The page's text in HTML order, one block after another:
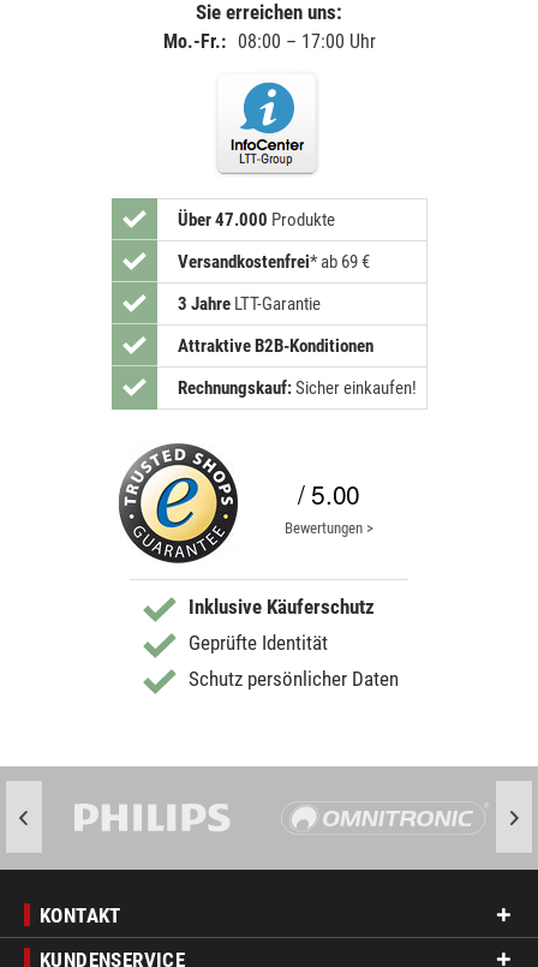
Sie erreichen uns:
Mo.-Fr.: 08:00 – 17:00 Uhr
Über 47.000 Produkte
Versandkostenfrei* ab 69 €
3 JahreLTT-Garantie
Attraktive B2B-Konditionen
Rechnungskauf:Sicher einkaufen!
/ 5.00
Bewertungen >
Inklusive Käuferschutz
Geprüfte Identität
Schutz persönlicher Daten
KONTAKT
KUNDENSERVICE